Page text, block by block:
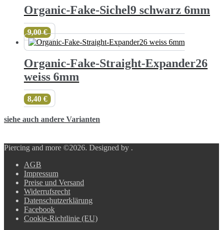
Organic-Fake-Sichel9 schwarz 6mm
9,00€
Organic-Fake-Straight-Expander26
weiss 6mm
8,40 €
siehe auch andere Varianten
Piercing and more ©2026. Designed by .
AGB
Impressum
Preise und Versand
Widerrufsrecht
Datenschutzerklärung
Facebook
Cookie-Richtlinie (EU)